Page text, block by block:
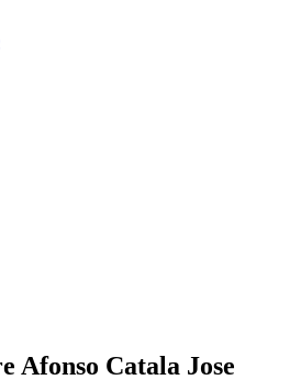
Afonso Catala Jose